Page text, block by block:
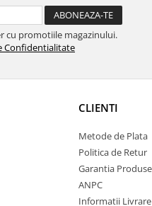
cu promotiile magazinului.
Confidentialitate
CLIENTI
Metode de Plata
Politica de Retur
Garantia
ANPC
Informatii Livrare